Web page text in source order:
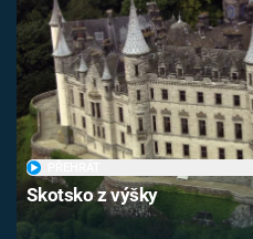
Skotsko z výšky